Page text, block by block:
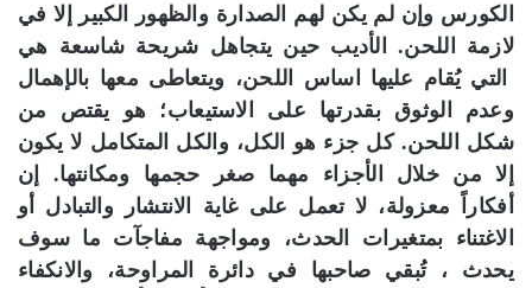
الكورس وإن لم يكن لهم الصدارة والظهور الكبير إلا في
لازمة اللحن. الأديب حين يتجاهل شريحة شاسعة هي
التي يُقام عليها اساس اللحن، ويتعاطى معها بالإهمال
وعدم الوثوق بقدرتها على الاستيعاب؛ هو يقتص من
شكل اللحن. كل جزء هو الكل، والكل المتكامل لا يكون
إلا من خلال الأجزاء مهما صغر حجمها ومكانتها. إن
أفكاراً معزولة، لا تعمل على غاية الانتشار والتبادل أو
الاغتناء بمتغيرات الحدث، ومواجهة مفاجآت ما سوف
يحدث ، تُبقي صاحبها في دائرة المراوحة، والانكفاء